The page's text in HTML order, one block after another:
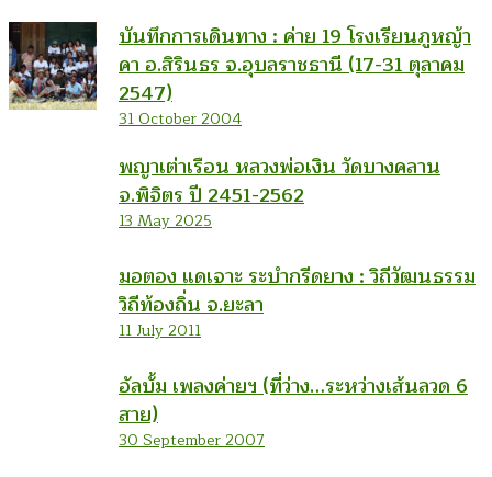
บันทึกการเดินทาง : ค่าย 19 โรงเรียนภูหญ้า
คา อ.สิรินธร จ.อุบลราชธานี (17-31 ตุลาคม
2547)
31 October 2004
พญาเต่าเรือน หลวงพ่อเงิน วัดบางคลาน
จ.พิจิตร ปี 2451-2562
13 May 2025
มอตอง แดเจาะ ระบำกรีดยาง : วิถีวัฒนธรรม
วิถีท้องถิ่น จ.ยะลา
11 July 2011
อัลบั้ม เพลงค่ายฯ (ที่ว่าง…ระหว่างเส้นลวด 6
สาย)
30 September 2007